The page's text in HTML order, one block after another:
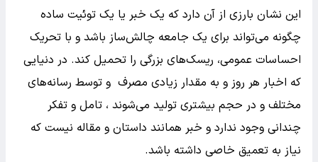
این نشان بارزی از آن دارد که یک خبر یا یک توئیت ساده
چگونه می‌تواند برای یک جامعه چالش‌ساز باشد و با تحریک
احساسات عمومی، ریسک‌های بزرگی را تحمیل کند. در دنیایی
که اخبار هر روز و به مقدار زیادی مصرف و توسط رسانه‌های
مختلف و در حجم بیشتری تولید می‌شوند ، تامل و تفکر
چندانی وجود ندارد و خبر همانند داستان و مقاله نیست که
نیاز به تعمیق خاصی داشته باشد.